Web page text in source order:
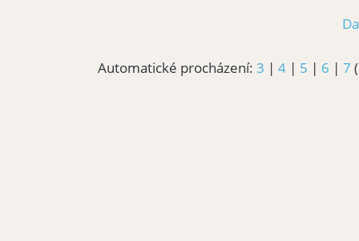
Automatické procházení: 3 | 4 | 5 | 6 | 7